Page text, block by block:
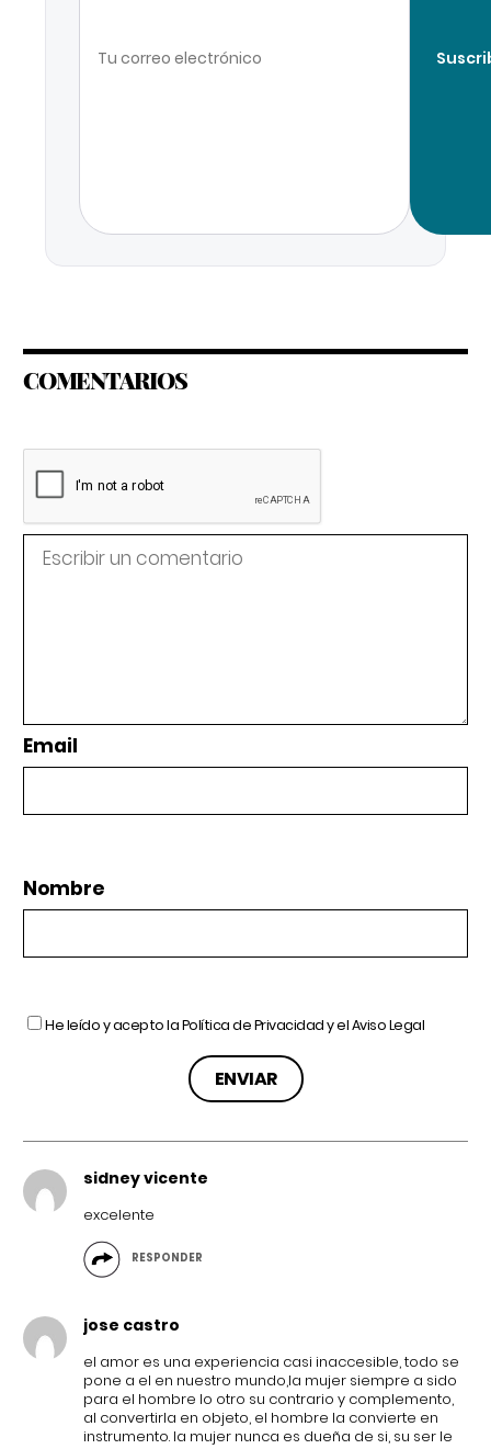
COMENTARIOS
Email
Nombre
He leído y acepto laPolítica de Privacidady elAviso Legal
sidney vicente
excelente
RESPONDER
jose castro
el amor es una experiencia casi inaccesible, todo se
pone a el en nuestro mundo,la mujer siempre a sido
para el hombre lo otro su contrario y complemento,
al convertirla en objeto, el hombre la convierte en
instrumento. la mujer nunca es dueña de si, su ser le